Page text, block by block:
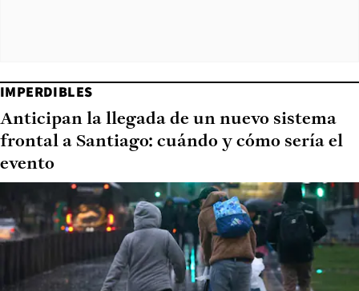
IMPERDIBLES
Anticipan la llegada de un nuevo sistema
frontal a Santiago: cuándo y cómo sería el
evento